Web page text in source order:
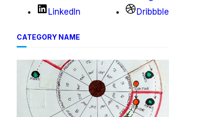
LinkedIn
Dribbble
CATEGORY NAME